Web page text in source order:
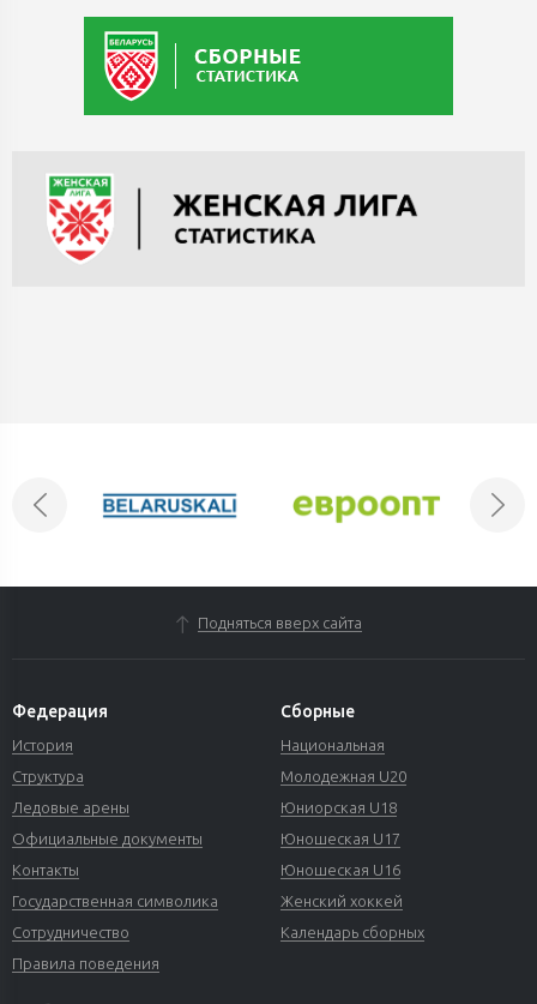
Подняться вверх сайта
Федерация
История
Структура
Ледовые арены
Официальные документы
Контакты
Государственная символика
Сотрудничество
Правила поведения
Сборные
Национальная
Молодежная U20
Юниорская U18
Юношеская U17
Юношеская U16
Женский хоккей
Календарь сборных